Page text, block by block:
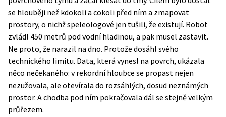
se hlouběji než kdokoli a cokoli před ním a zmapovat
prostory, o nichž speleologové jen tušili, že existují. Robot
zvládl 450 metrů pod vodní hladinou, a pak musel zastavit.
Ne proto, že narazil na dno. Protože dosáhl svého
technického limitu. Data, která vynesl na povrch, ukázala
něco nečekaného: v rekordní hloubce se propast nejen
nezužovala, ale otevírala do rozsáhlých, dosud neznámých
prostor. A chodba pod ním pokračovala dál se stejně velkým
průřezem.